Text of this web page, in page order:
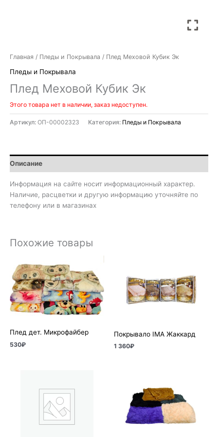
Главная / Пледы и Покрывала / Плед Меховой Кубик Эк
Пледы и Покрывала
Плед Меховой Кубик Эк
Этого товара нет в наличии, заказ недоступен.
Артикул: ОП-00002323 Категория: Пледы и Покрывала
Описание
Информация на сайте носит информационный характер.
Наличие, расцветки и другую информацию уточняйте по
телефону или в магазинах
Похожие товары
Плед дет. Микрофайбер
530₽
Покрывало IMA Жаккард
1 360₽
1
150₽
–
1
500₽